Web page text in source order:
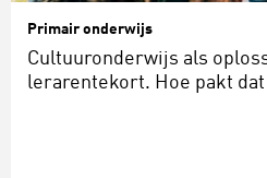
Primair onderwijs
Cultuuronderwijs als
lerarentekort. Hoe pakt